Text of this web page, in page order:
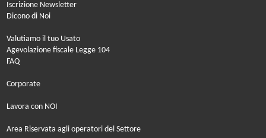
Iscrizione Newsletter
Dicono di Noi
Valutiamo il tuo Usato
Agevolazione fiscale Legge 104
FAQ
Corporate
Lavora con NOI
Area Riservata agli operatori del Settore